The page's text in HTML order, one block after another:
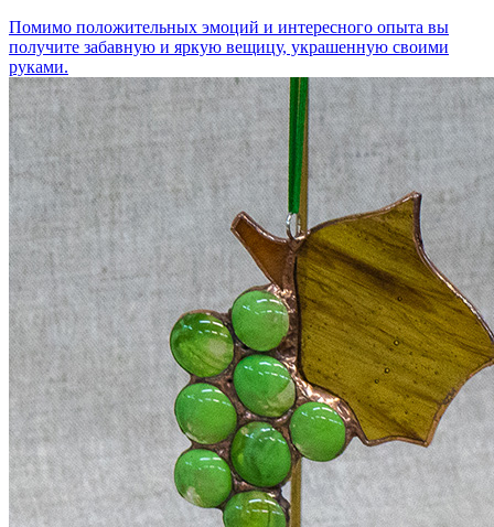
Помимо положительных эмоций и интересного опыта вы
получите забавную и яркую вещицу, украшенную своими
руками.